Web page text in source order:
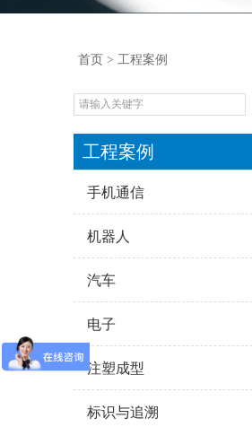
首页 > 工程案例
工程案例
手机通信
机器人
汽车
电子
注塑成型
标识与追溯